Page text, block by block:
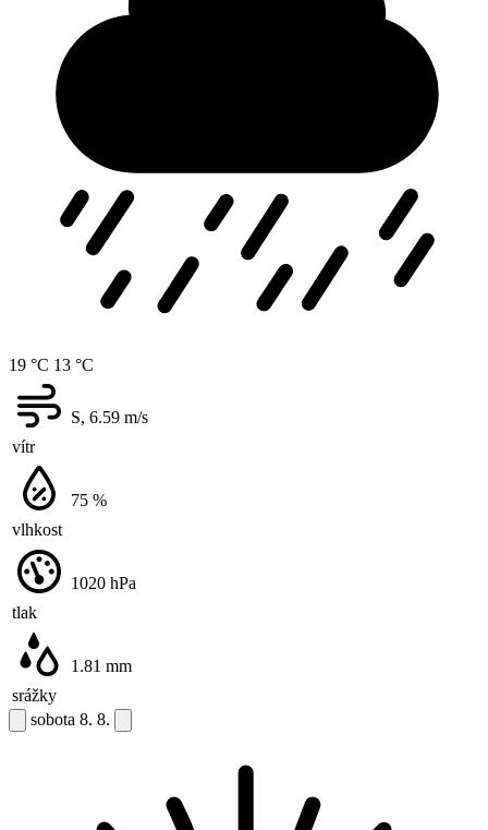
19 °C 13 °C
vítr
S, 6.59 m/s
vlhkost
75 %
tlak
1020 hPa
srážky
1.81 mm
sobota 8. 8.